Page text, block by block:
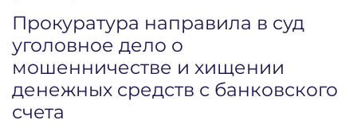
Прокуратура направила в суд
уголовное дело о
мошенничестве и хищении
денежных средств с банковского
счета